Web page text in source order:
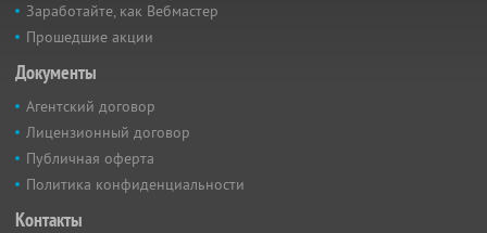
Заработайте, как Вебмастер
Прошедшие акции
Документы
Агентский договор
Лицензионный договор
Публичная оферта
Политика конфиденциальности
Контакты